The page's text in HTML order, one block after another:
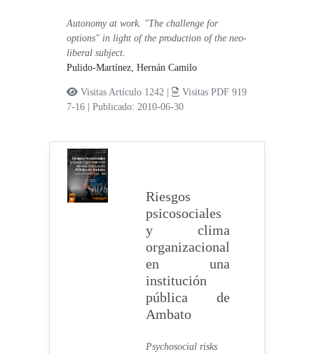
Autonomy at work. "The challenge for
options" in light of the production of the neo-
liberal subject.
Pulido-Martínez, Hernán Camilo
Visitas Artículo 1242 |
Visitas PDF 919
7-16
|Publicado: 2010-06-30
Riesgos
psicosociales
y clima
organizacional
en una
institución
pública de
Ambato
Psychosocial risks